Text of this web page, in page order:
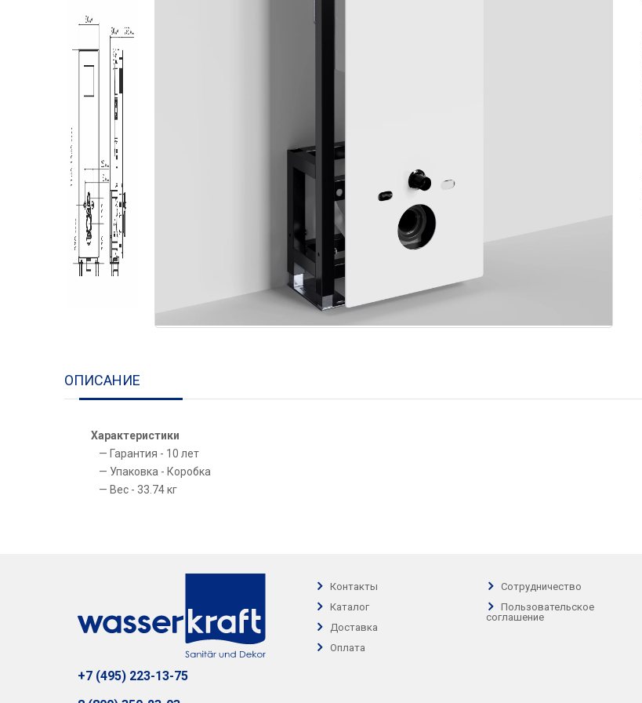
ОПИСАНИЕ
Характеристики
Гарантия - 10 лет
Упаковка - Коробка
Вес - 33.74 кг
+7 (495) 223-13-75
Контакты
Каталог
Доставка
Оплата
Сотрудничество
Пользовательское
соглашение